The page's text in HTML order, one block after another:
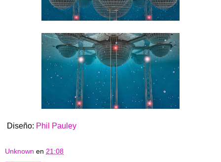
Diseño: Phil Pauley
Unknown en 21:08